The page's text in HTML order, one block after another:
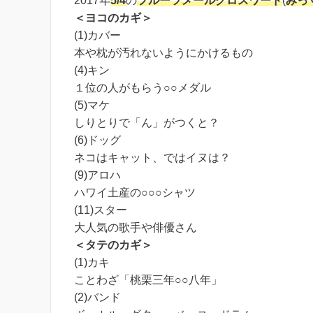
＜ヨコのカギ＞
(1)カバー
本や枕が汚れないようにかけるもの
(4)キン
１位の人がもらう○○メダル
(5)マケ
しりとりで「ん」がつくと？
(6)ドッグ
ネコはキャット、ではイヌは？
(9)アロハ
ハワイ土産の○○○シャツ
(11)スター
大人気の歌手や俳優さん
＜タテのカギ＞
(1)カキ
ことわざ「桃栗三年○○八年」
(2)バンド